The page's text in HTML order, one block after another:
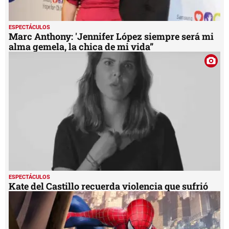
ESPECTÁCULOS
Marc Anthony: 'Jennifer López siempre será mi
alma gemela, la chica de mi vida”
ESPECTÁCULOS
Kate del Castillo recuerda violencia que sufrió